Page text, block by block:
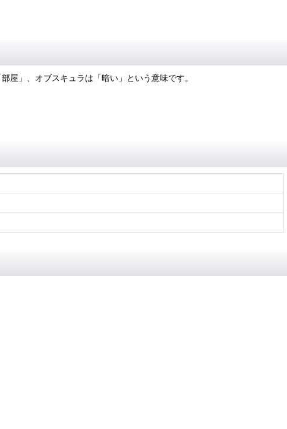
屋」、オブスキュラは「暗い」という意味です。